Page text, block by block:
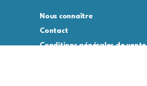
Nous connaître
Contact
Conditions générales de vente